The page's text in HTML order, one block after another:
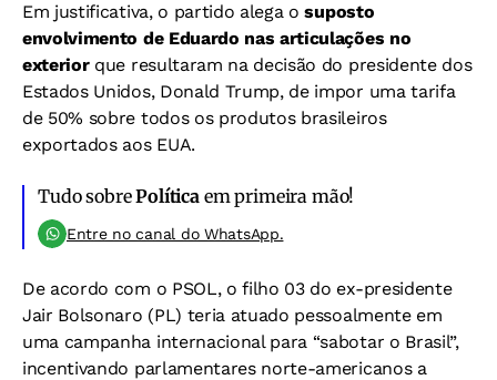
Em justificativa, o partido alega osuposto
envolvimento de Eduardo nas articulações no
exterior que resultaram na decisão do presidente dos
Estados Unidos, Donald Trump, de impor uma tarifa
de 50% sobre todos os produtos brasileiros
exportados aos EUA.
Tudo sobrePolítica em primeira mão!
Entre no canal do WhatsApp.
De acordo com o PSOL, o filho 03 do ex-presidente
Jair Bolsonaro (PL) teria atuado pessoalmente em
uma campanha internacional para “sabotar o Brasil”,
incentivando parlamentares norte-americanos a